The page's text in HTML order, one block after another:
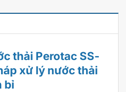
thải Perotac SS-
xử lý nước thải
bỉ